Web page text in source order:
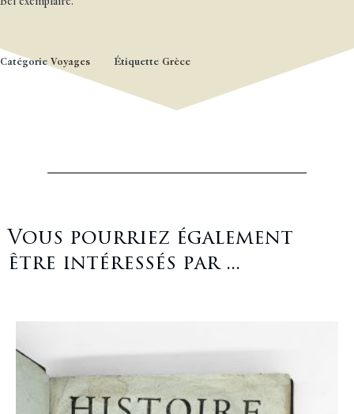
Catégorie Voyages Étiquette Grèce
Vous pourriez également
être intéressés par ...